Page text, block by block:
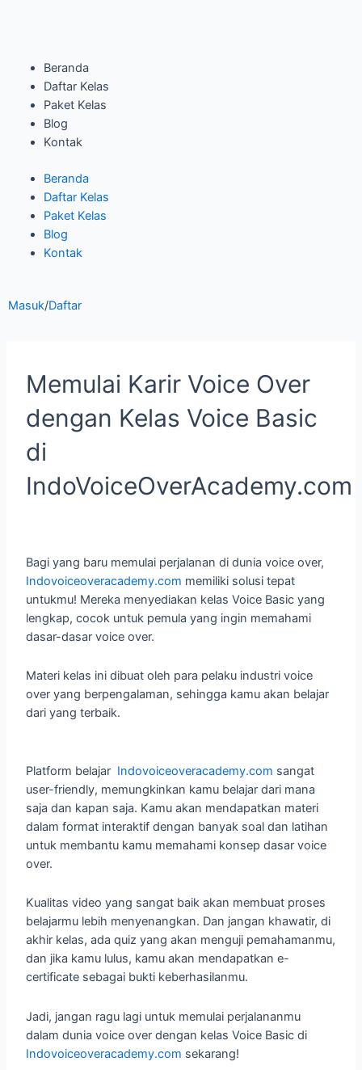
Beranda
Daftar Kelas
Paket Kelas
Blog
Kontak
Menu
Beranda
Daftar Kelas
Paket Kelas
Blog
Kontak
Masuk/Daftar
Memulai Karir Voice Over
dengan Kelas Voice Basic
di
IndoVoiceOverAcademy.com
Bagi yang baru memulai perjalanan di dunia voice over,
Indovoiceoveracademy.com memiliki solusi tepat
untukmu! Mereka menyediakan kelas Voice Basic yang
lengkap, cocok untuk pemula yang ingin memahami
dasar-dasar voice over.
Materi kelas ini dibuat oleh para pelaku industri voice
over yang berpengalaman, sehingga kamu akan belajar
dari yang terbaik.
Platform belajar Indovoiceoveracademy.com sangat
user-friendly, memungkinkan kamu belajar dari mana
saja dan kapan saja. Kamu akan mendapatkan materi
dalam format interaktif dengan banyak soal dan latihan
untuk membantu kamu memahami konsep dasar voice
over.
Kualitas video yang sangat baik akan membuat proses
belajarmu lebih menyenangkan. Dan jangan khawatir, di
akhir kelas, ada quiz yang akan menguji pemahamanmu,
dan jika kamu lulus, kamu akan mendapatkan e-
certificate sebagai bukti keberhasilanmu.
Jadi, jangan ragu lagi untuk memulai perjalananmu
dalam dunia voice over dengan kelas Voice Basic di
Indovoiceoveracademy.com sekarang!